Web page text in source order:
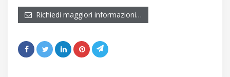
Richiedi maggiori informazioni…